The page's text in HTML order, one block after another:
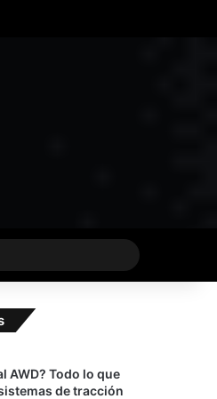
Buscar
por
AWD? Todo lo que
de tracción